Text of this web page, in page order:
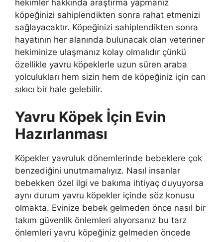
hekimler hakkında araştırma yapmanız
köpeğinizi sahiplendikten sonra rahat etmenizi
sağlayacaktır. Köpeğinizi sahiplendikten sonra
hayatının her alanında bulunacak olan veteriner
hekiminize ulaşmanız kolay olmalıdır çünkü
özellikle yavru köpeklerle uzun süren araba
yolculukları hem sizin hem de köpeğiniz için can
sıkıcı bir hale gelebilir.
Yavru Köpek İçin Evin
Hazırlanması
Köpekler yavruluk dönemlerinde bebeklere çok
benzediğini unutmamalıyız. Nasıl insanlar
bebekken özel ilgi ve bakıma ihtiyaç duyuyorsa
aynı durum yavru köpekler içinde söz konusu
olmakta. Evinize bebek gelmeden önce nasıl bir
takım güvenlik önlemleri alıyorsanız bu tarz
önlemleri yavru köpeğiniz gelmeden öncede